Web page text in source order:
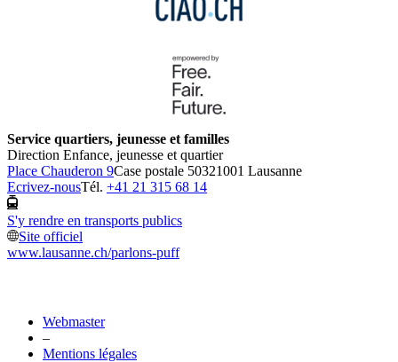
Service quartiers, jeunesse et familles
Direction Enfance, jeunesse et quartier
Place Chauderon 9Case postale 50321001 Lausanne
Ecrivez-nousTél. +41 21 315 68 14
S'y rendre en transports publics
Site officiel
www.lausanne.ch/parlons-puff
Webmaster
–
Mentions légales